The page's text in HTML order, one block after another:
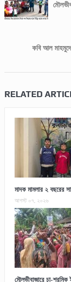
কবি আল
RELATED
মাদক মামলার ২ বছরের
আগস্ট ০৭, ২০২৬
মৌলভীবাজারে চা-শ্রমিক